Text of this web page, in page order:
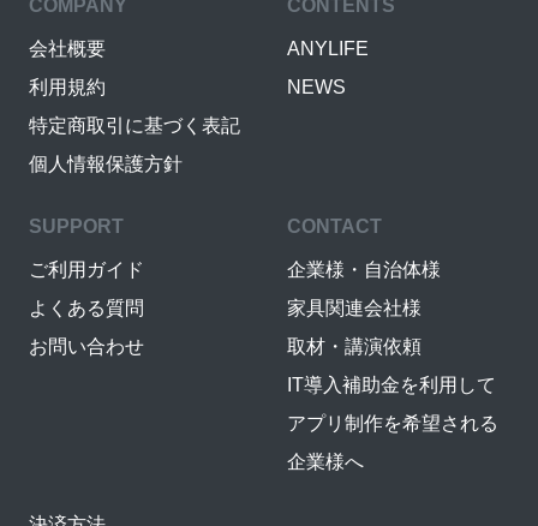
COMPANY
会社概要
利用規約
特定商取引に基づく表記
個人情報保護方針
CONTENTS
ANYLIFE
NEWS
SUPPORT
ご利用ガイド
よくある質問
お問い合わせ
CONTACT
企業様・自治体様
家具関連会社様
取材・講演依頼
IT導入補助金を利用して
アプリ制作を希望される
企業様へ